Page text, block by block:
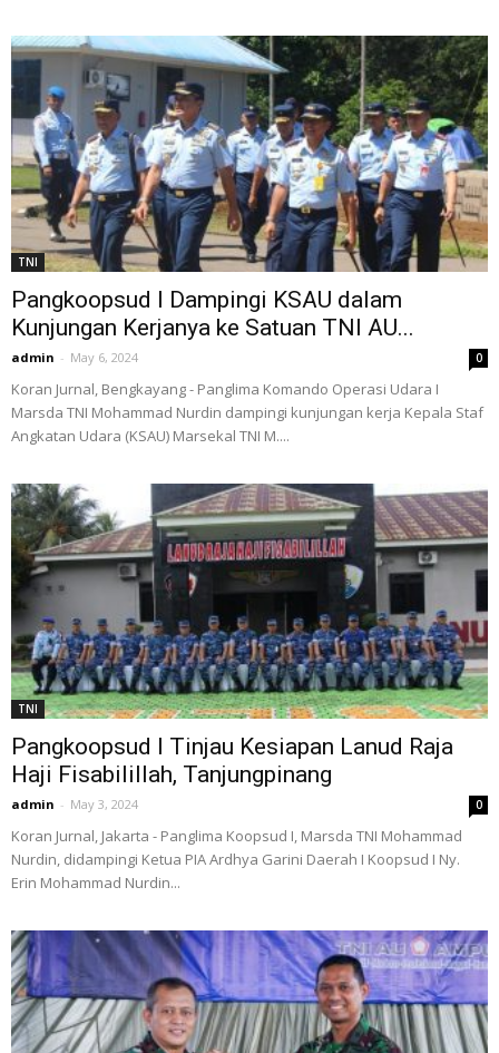
TNI
Pangkoopsud I Dampingi KSAU dalam
Kunjungan Kerjanya ke Satuan TNI AU...
admin - May 6, 2024 0
Koran Jurnal, Bengkayang - Panglima Komando Operasi Udara I
Marsda TNI Mohammad Nurdin dampingi kunjungan kerja Kepala Staf
Angkatan Udara (KSAU) Marsekal TNI M....
TNI
Pangkoopsud I Tinjau Kesiapan Lanud Raja
Haji Fisabilillah, Tanjungpinang
admin - May 3, 2024 0
Koran Jurnal, Jakarta - Panglima Koopsud I, Marsda TNI Mohammad
Nurdin, didampingi Ketua PIA Ardhya Garini Daerah I Koopsud I Ny.
Erin Mohammad Nurdin...